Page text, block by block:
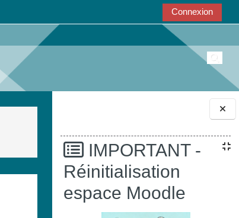
BlocsIMPORTANT -
Réinitialisation
espace Moodle
Connexion